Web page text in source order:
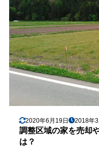
2020年6月19日 2018年
調整区域の家を売却
は？